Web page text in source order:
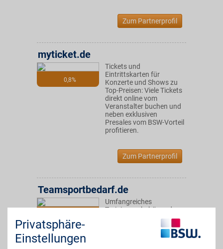
Zum Partnerprofil
0,8%
myticket.de
Tickets und
Eintrittskarten für
Konzerte und Shows zu
Top-Preisen: Viele Tickets
direkt online vom
Veranstalter buchen und
neben exklusiven
Presales vom BSW-Vorteil
profitieren.
Zum Partnerprofil
Teamsportbedarf.de
Umfangreiches
Trainingszubehör und
Sportbekleidung für
Fußballer und andere
Sportarten im Onlineshop
Privatsphäre-
Einstellungen